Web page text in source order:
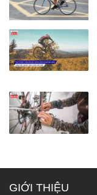
GIỚI THIỆU